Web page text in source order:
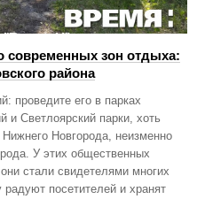
современных зон отдыха:
района
проведите его в парках
и Светлоярский парки, хоть
Новгорода, неизменно
У этих общественных
стали свидетелями многих
посетителей и хранят